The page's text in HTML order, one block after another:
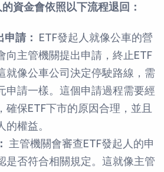
資金會依照以下流程退回：
請： ETF發起人就像公車的營
向主管機關提出申請，終止ETF
就像公車公司決定停駛路線，需
申請一樣。這個申請過程需要經
確保ETF下市的原因合理，並且
權益。
主管機關會審查ETF發起人的申
是否符合相關規定。這就像主管